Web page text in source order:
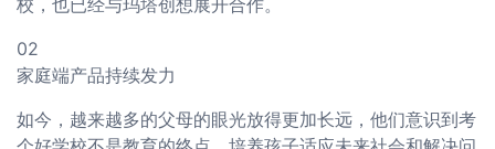
校，也已经与玛塔创想展开合作。
02
家庭端产品持续发力
如今，越来越多的父母的眼光放得更加长远，他们意识到考